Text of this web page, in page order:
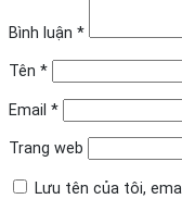
Bình luận *
Tên *
Email *
Trang web
Lưu tên của tôi,